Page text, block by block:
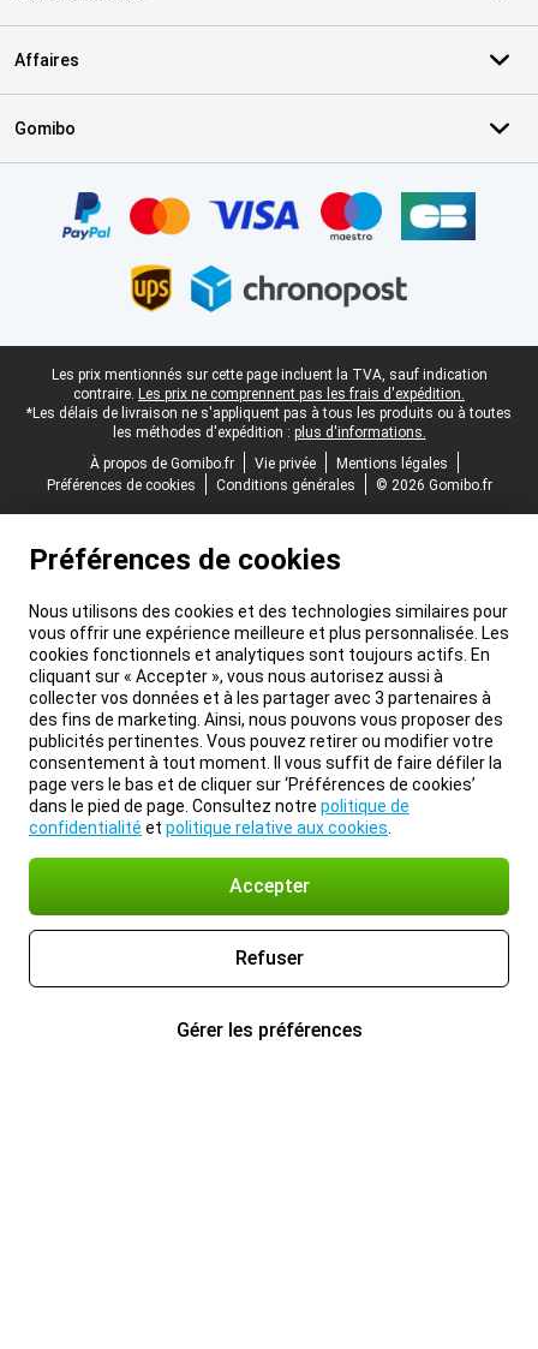
Affaires
Gomibo
Pied-de-page légal
Les prix mentionnés sur cette page incluent la TVA, sauf indication
contraire. Les prix ne comprennent pas les frais d'expédition.
*Les délais de livraison ne s'appliquent pas à tous les produits ou à toutes
les méthodes d'expédition : plus d'informations.
À propos de Gomibo.fr
Vie privée
Mentions légales
Préférences de cookies
Conditions générales © 2026 Gomibo.fr
Préférences de cookies
Nous utilisons des cookies et des technologies similaires pour
vous offrir une expérience meilleure et plus personnalisée. Les
cookies fonctionnels et analytiques sont toujours actifs. En
cliquant sur « Accepter », vous nous autorisez aussi à
collecter vos données et à les partager avec 3 partenaires à
des fins de marketing. Ainsi, nous pouvons vous proposer des
publicités pertinentes. Vous pouvez retirer ou modifier votre
consentement à tout moment. Il vous suffit de faire défiler la
page vers le bas et de cliquer sur ‘Préférences de cookies’
dans le pied de page. Consultez notre politique de
confidentialité et politique relative aux cookies
Accepter
Refuser
Gérer les préférences